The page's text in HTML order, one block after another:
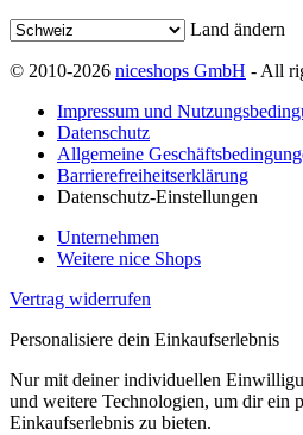
Land ändern
© 2010-2026 niceshops GmbH - All
Impressum und
Datenschutz
Allgemeine
Barrierefreiheitserklärung
Datenschutz-Einstellungen
Unternehmen
Weitere nice Shops
Vertrag widerrufen
Personalisiere dein Einkaufserlebnis
Nur mit deiner individuellen
und weitere Technologien, um dir ein
Einkaufserlebnis zu bieten.